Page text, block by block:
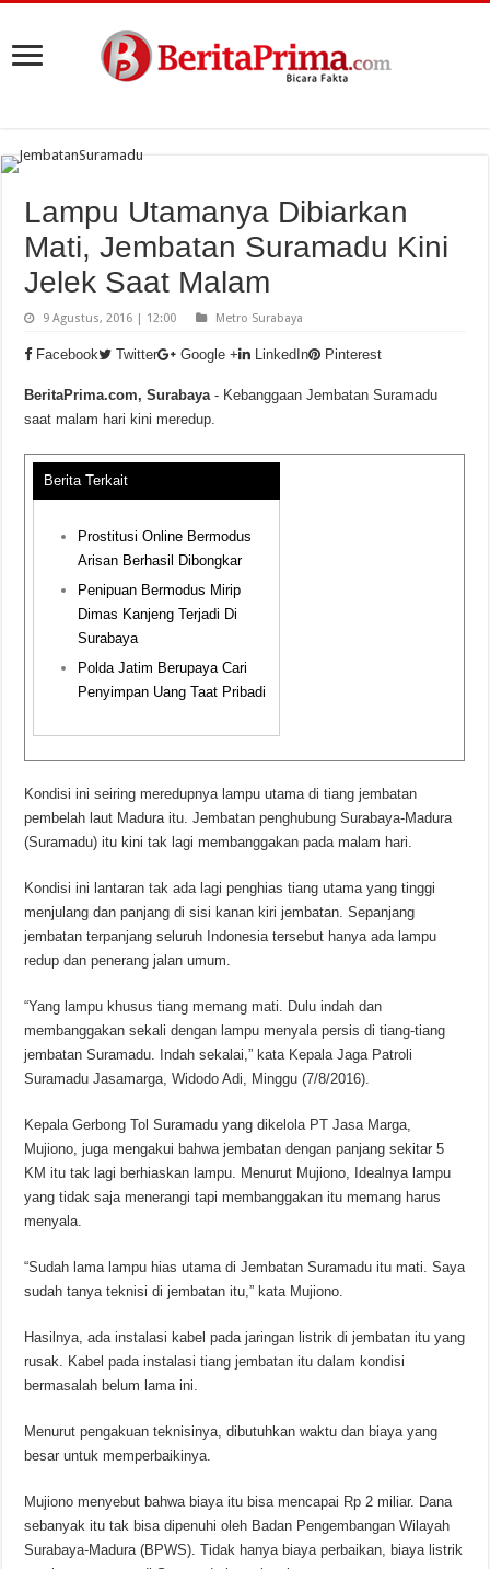
Lampu Utamanya Dibiarkan
Mati, Jembatan Suramadu Kini
Jelek Saat Malam
9 Agustus, 2016 | 12:00 Metro Surabaya
Facebook Twitter Google + LinkedIn Pinterest
BeritaPrima.com, Surabaya - Kebanggaan Jembatan Suramadu
saat malam hari kini meredup.
Berita Terkait
Prostitusi Online Bermodus
Arisan Berhasil Dibongkar
Penipuan Bermodus Mirip
Dimas Kanjeng Terjadi Di
Surabaya
Polda Jatim Berupaya Cari
Penyimpan Uang Taat Pribadi
Kondisi ini seiring meredupnya lampu utama di tiang jembatan
pembelah laut Madura itu. Jembatan penghubung Surabaya-Madura
(Suramadu) itu kini tak lagi membanggakan pada malam hari.
Kondisi ini lantaran tak ada lagi penghias tiang utama yang tinggi
menjulang dan panjang di sisi kanan kiri jembatan. Sepanjang
jembatan terpanjang seluruh Indonesia tersebut hanya ada lampu
redup dan penerang jalan umum.
“Yang lampu khusus tiang memang mati. Dulu indah dan
membanggakan sekali dengan lampu menyala persis di tiang-tiang
jembatan Suramadu. Indah sekalai,” kata Kepala Jaga Patroli
Suramadu Jasamarga, Widodo Adi, Minggu (7/8/2016).
Kepala Gerbong Tol Suramadu yang dikelola PT Jasa Marga,
Mujiono, juga mengakui bahwa jembatan dengan panjang sekitar 5
KM itu tak lagi berhiaskan lampu. Menurut Mujiono, Idealnya lampu
yang tidak saja menerangi tapi membanggakan itu memang harus
menyala.
“Sudah lama lampu hias utama di Jembatan Suramadu itu mati. Saya
sudah tanya teknisi di jembatan itu,” kata Mujiono.
Hasilnya, ada instalasi kabel pada jaringan listrik di jembatan itu yang
rusak. Kabel pada instalasi tiang jembatan itu dalam kondisi
bermasalah belum lama ini.
Menurut pengakuan teknisinya, dibutuhkan waktu dan biaya yang
besar untuk memperbaikinya.
Mujiono menyebut bahwa biaya itu bisa mencapai Rp 2 miliar. Dana
sebanyak itu tak bisa dipenuhi oleh Badan Pengembangan Wilayah
Surabaya-Madura (BPWS). Tidak hanya biaya perbaikan, biaya listrik